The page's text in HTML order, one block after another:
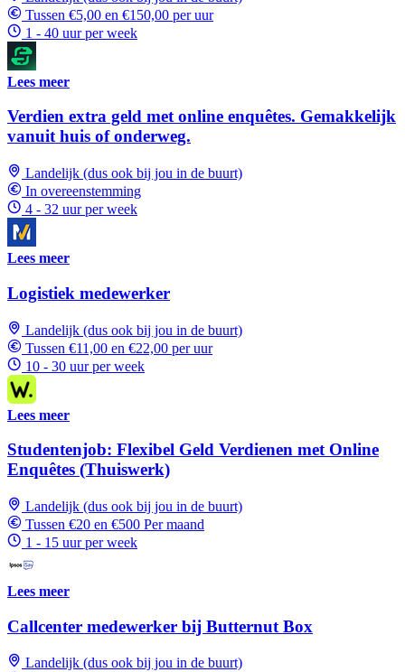
Tussen €5,00 en €150,00 per uur
1 - 40 uur per week
Lees meer
Verdien extra geld met online enquêtes. Gemakkelijk
vanuit huis of onderweg.
Landelijk (dus ook bij jou in de buurt)
In overeenstemming
4 - 32 uur per week
Lees meer
Logistiek medewerker
Landelijk (dus ook bij jou in de buurt)
Tussen €11,00 en €22,00 per uur
10 - 30 uur per week
Lees meer
Studentenjob: Flexibel Geld Verdienen met Online
Enquêtes (Thuiswerk)
Landelijk (dus ook bij jou in de buurt)
Tussen €20 en €500 Per maand
1 - 15 uur per week
Lees meer
Callcenter medewerker bij Butternut Box
Landelijk (dus ook bij jou in de buurt)